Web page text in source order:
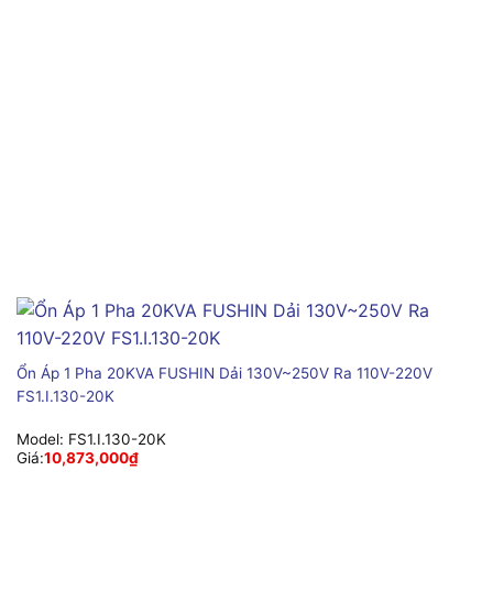
Ổn Áp 1 Pha 20KVA FUSHIN Dải 130V~250V Ra 110V-220V
FS1.I.130-20K
Model: FS1.I.130-20K
Giá:10,873,000₫